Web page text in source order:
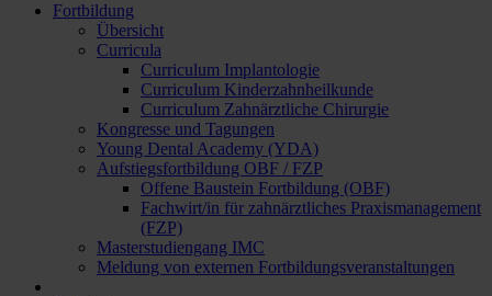
Fortbildung
Übersicht
Curricula
Curriculum Implantologie
Curriculum Kinderzahnheilkunde
Curriculum Zahnärztliche Chirurgie
Kongresse und Tagungen
Young Dental Academy (YDA)
Aufstiegsfortbildung OBF / FZP
Offene Baustein Fortbildung (OBF)
Fachwirt/in für zahnärztliches Praxismanagement
(FZP)
Masterstudiengang IMC
Meldung von externen Fortbildungsveranstaltungen